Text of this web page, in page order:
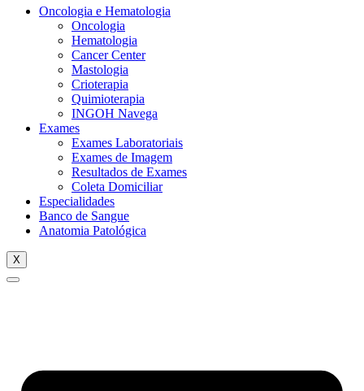
Oncologia e Hematologia
Oncologia
Hematologia
Cancer Center
Mastologia
Crioterapia
Quimioterapia
INGOH Navega
Exames
Exames Laboratoriais
Exames de Imagem
Resultados de Exames
Coleta Domiciliar
Especialidades
Banco de Sangue
Anatomia Patológica
X